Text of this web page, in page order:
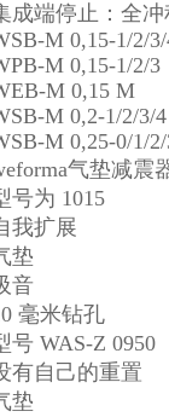
成端停止：全
M 0,15-1/2/
M 0,15-1/2/3
M 0,15 M
M 0,2-1/2/3/
M 0,25-0/1/
气垫减震
号为 1015
我扩展
垫
音
毫米钻孔
号 WAS-Z 0950
有自己的重置
垫